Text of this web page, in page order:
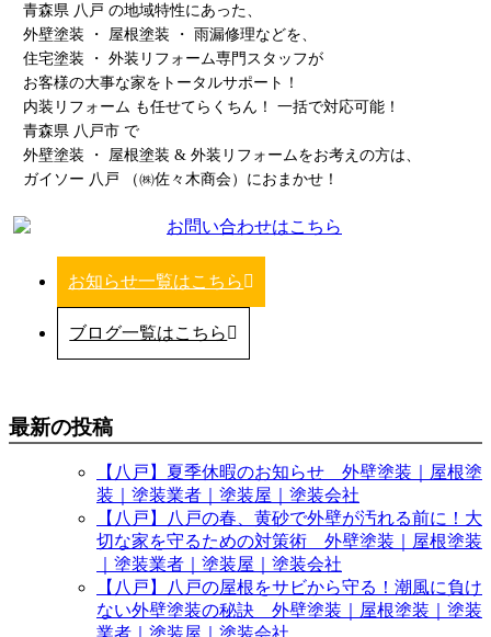
青森県 八戸 の地域特性にあった、
外壁塗装 ・ 屋根塗装 ・ 雨漏修理などを、
住宅塗装 ・ 外装リフォーム専門スタッフが
お客様の大事な家をトータルサポート！
内装リフォーム も任せてらくちん！ 一括で対応可能！
青森県 八戸市 で
外壁塗装 ・ 屋根塗装 & 外装リフォームをお考えの方は、
ガイソー 八戸 （㈱佐々木商会）におまかせ！
お知らせ一覧はこちら
ブログ一覧はこちら
最新の投稿
【八戸】夏季休暇のお知らせ 外壁塗装｜屋根塗
装｜塗装業者｜塗装屋｜塗装会社
【八戸】八戸の春、黄砂で外壁が汚れる前に！大
切な家を守るための対策術 外壁塗装｜屋根塗装
｜塗装業者｜塗装屋｜塗装会社
【八戸】八戸の屋根をサビから守る！潮風に負け
ない外壁塗装の秘訣 外壁塗装｜屋根塗装｜塗装